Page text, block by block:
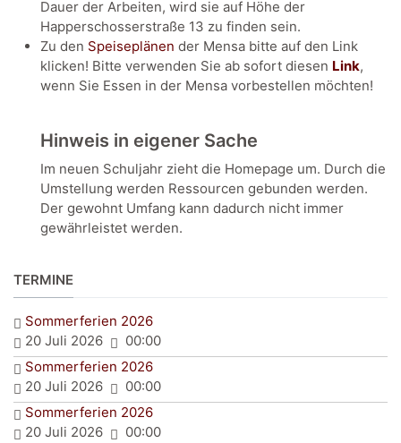
Dauer der Arbeiten, wird sie auf Höhe der
Happerschosserstraße 13 zu finden sein.
Zu den Speiseplänen der Mensa bitte auf den Link
klicken! Bitte verwenden Sie ab sofort diesen Link,
wenn Sie Essen in der Mensa vorbestellen möchten!
Hinweis in eigener Sache
Im neuen Schuljahr zieht die Homepage um. Durch die
Umstellung werden Ressourcen gebunden werden.
Der gewohnt Umfang kann dadurch nicht immer
gewährleistet werden.
TERMINE
Sommerferien 2026
20 Juli 2026
00:00
Sommerferien 2026
20 Juli 2026
00:00
Sommerferien 2026
20 Juli 2026
00:00